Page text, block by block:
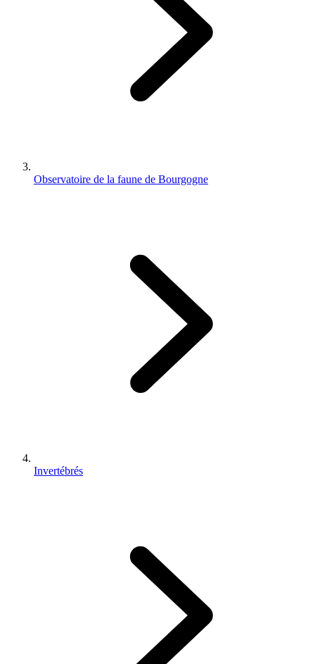
Observatoire de la faune de Bourgogne
Invertébrés